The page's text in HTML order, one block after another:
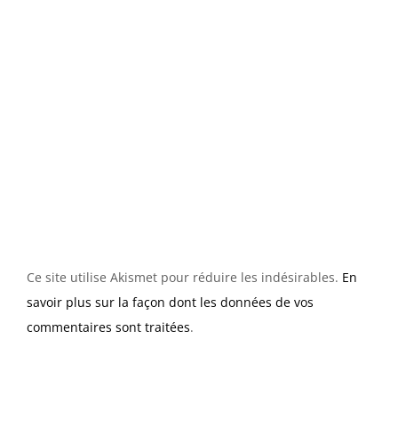
Ce site utilise Akismet pour réduire les indésirables. En
savoir plus sur la façon dont les données de vos
commentaires sont traitées.